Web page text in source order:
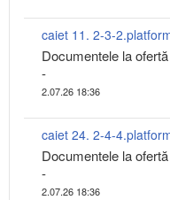
Documentele la ofertă
-
2.07.26 18:36
Documentele la ofertă
-
2.07.26 18:36